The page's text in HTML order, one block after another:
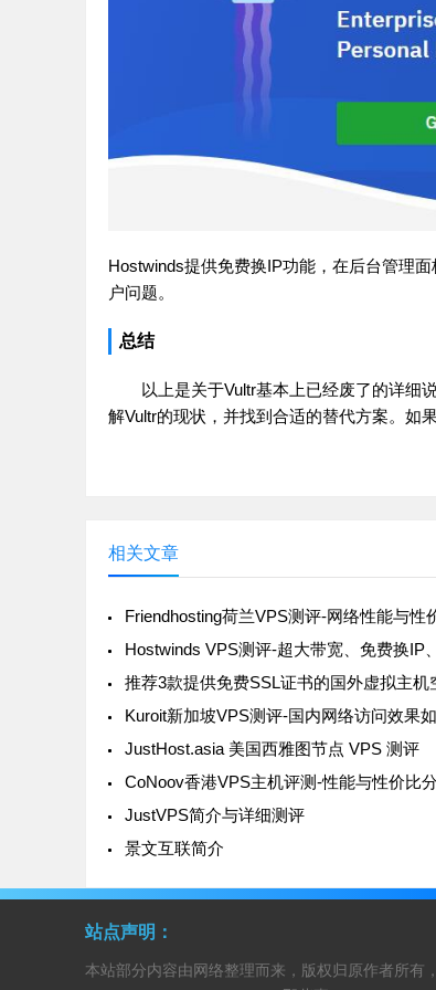
Hostwinds提供免费换IP功能，在后台管理
户问题。
总结
以上是关于Vultr基本上已经废了的详细
解Vultr的现状，并找到合适的替代方案。如
相关文章
Friendhosting荷兰VPS测评-网络性能与性
推荐3款提供免费SSL证书的国外虚拟主机
Kuroit新加坡VPS测评-国内网络访问效果
JustHost.asia 美国西雅图节点 VPS 测评
CoNoov香港VPS主机评测-性能与性价比
JustVPS简介与详细测评
景文互联简介
站点声明：
本站部分内容由网络整理而来，版权归原作者所有